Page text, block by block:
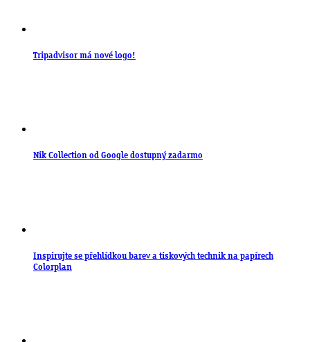
Tripadvisor má nové logo!
Nik Collection od Google dostupný zadarmo
Inspirujte se přehlídkou barev a tiskových technik na papírech
Colorplan